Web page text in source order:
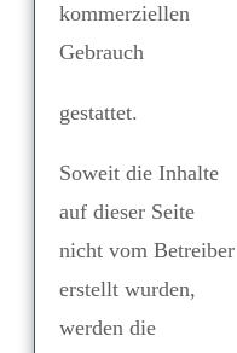
kommerziellen
Gebrauch
gestattet.
Soweit die Inhalte
auf dieser Seite
nicht vom Betreiber
erstellt wurden,
werden die